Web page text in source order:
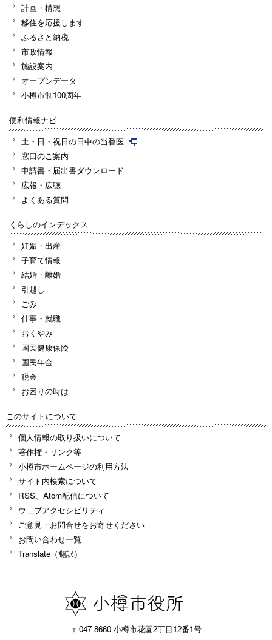
計画・構想
移住を応援します
ふるさと納税
市政情報
施設案内
オープンデータ
小樽市制100周年
便利情報ナビ
土・日・祝日の日中の当番医
窓口のご案内
申請書・届出書ダウンロード
広報・広聴
よくある質問
くらしのインデックス
妊娠・出産
子育て情報
結婚・離婚
引越し
ごみ
仕事・就職
おくやみ
国民健康保険
国民年金
税金
お困りの時は
このサイトについて
個人情報の取り扱いについて
著作権・リンク等
小樽市ホームページの利用方法
サイト内検索について
RSS、Atom配信について
ウェブアクセシビリティ
ご意見・お問合せをお寄せください
お問い合わせ一覧
Translate（翻訳）
〒047-8660 小樽市花園2丁目12番1号